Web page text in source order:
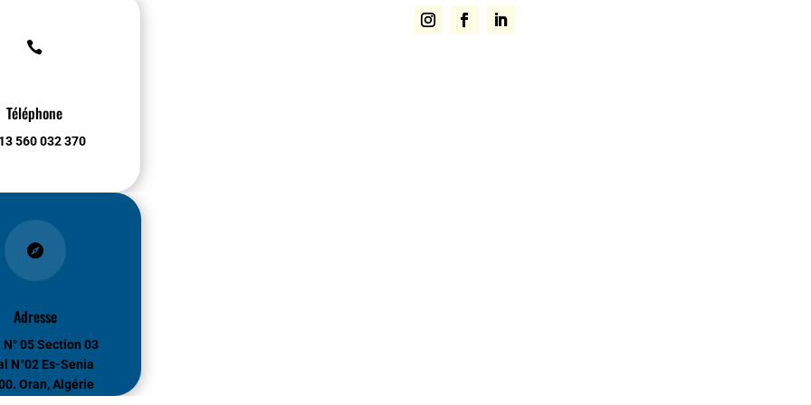

Téléphone
560 032 370

Adresse
N° 05 Section 03
N°02 Es-Senia
Oran, Algérie